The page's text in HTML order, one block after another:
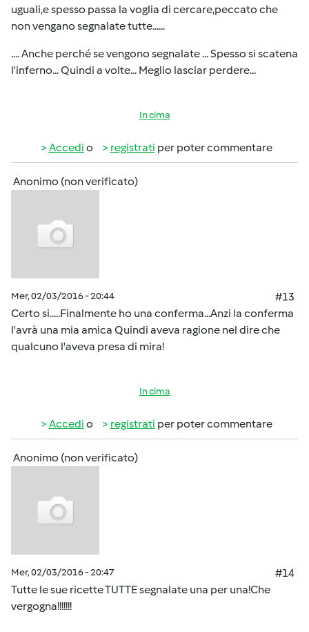
uguali,e spesso passa la voglia di cercare,peccato che
non vengano segnalate tutte......
.... Anche perché se vengono segnalate ... Spesso si scatena
l'inferno... Quindi a volte... Meglio lasciar perdere...
In cima
Accedi o registrati per poter commentare
Anonimo (non verificato)
Mer, 02/03/2016 - 20:44
#13
Certo si.....Finalmente ho una conferma...Anzi la conferma
l'avrà una mia amica Quindi aveva ragione nel dire che
qualcuno l'aveva presa di mira!
In cima
Accedi o registrati per poter commentare
Anonimo (non verificato)
Mer, 02/03/2016 - 20:47
#14
Tutte le sue ricette TUTTE segnalate una per una!Che
vergogna!!!!!!!